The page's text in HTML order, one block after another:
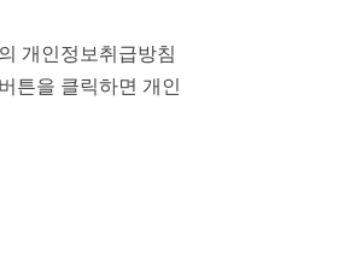
개인정보취급방침
튼을 클릭하면 개인